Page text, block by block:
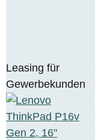
Leasing für
Gewerbekunden